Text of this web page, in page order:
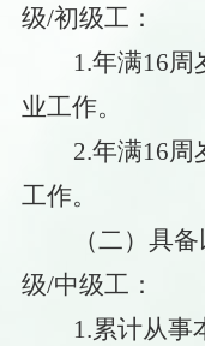
级/初级工：
1.年满16
业工作。
2.年满16周
工作。
（二）具
级/中级工：
1.累计从事